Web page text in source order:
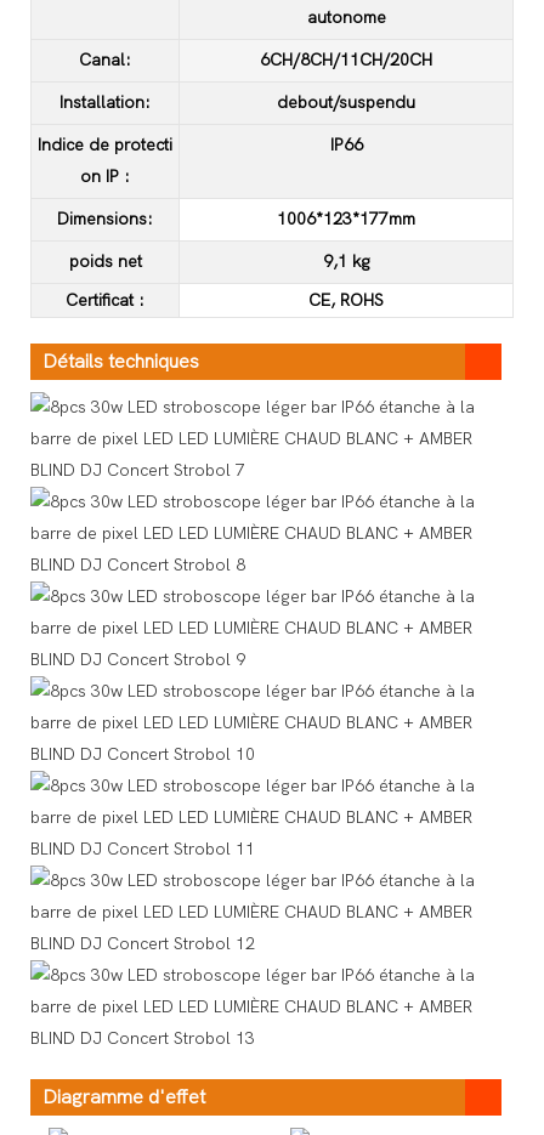
autonome
Canal: 6CH/8CH/11CH/20CH
Installation: debout/suspendu
Indice de protecti
on IP :
IP66
Dimensions: 1006*123*177mm
poids net
9,1 kg
Certificat: CE, ROHS
Détails techniques
Diagramme d'effet